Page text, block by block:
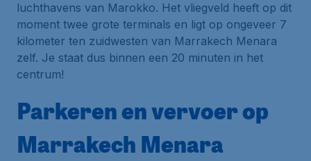
luchthavens van Marokko. Het vliegveld heeft op dit
moment twee grote terminals en ligt op ongeveer 7
kilometer ten zuidwesten van Marrakech Menara
zelf. Je staat dus binnen een 20 minuten in het
centrum!
Parkeren en vervoer op
Marrakech Menara